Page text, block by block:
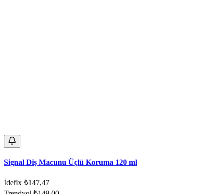
Signal Diş Macunu Üçlü Koruma 120 ml
İdefix ₺147,47